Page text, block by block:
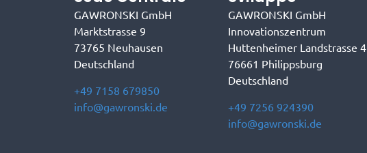
GAWRONSKI GmbH
Marktstrasse 9
73765 Neuhausen
Deutschland
+49 7158 679850
info@gawronski.de
GAWRONSKI GmbH
Innovationszentrum
Huttenheimer Landstrasse 4
76661 Philippsburg
Deutschland
+49 7256 924390
info@gawronski.de